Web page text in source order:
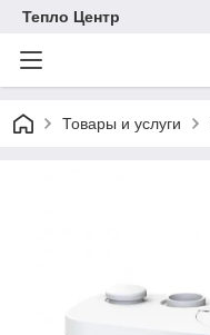
Тепло Центр
Товары и услуги